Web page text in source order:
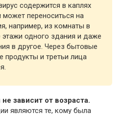
содержится в каплях
может переноситься на
например, из комнаты в
этажи одного здания и даже
в другое. Через бытовые
и третьи лица
зависит от возраста.
являются те, кому была